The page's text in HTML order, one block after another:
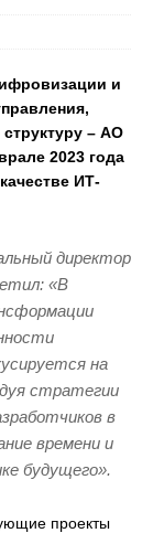
и
– АО
2023 года
ИТ-
директор
«В
на
стратегии
в
времени и
будущего».
проекты